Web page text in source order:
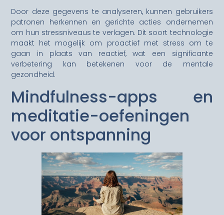
Door deze gegevens te analyseren, kunnen gebruikers
patronen herkennen en gerichte acties ondernemen
om hun stressniveaus te verlagen. Dit soort technologie
maakt het mogelijk om proactief met stress om te
gaan in plaats van reactief, wat een significante
verbetering kan betekenen voor de mentale
gezondheid.
Mindfulness-apps en
meditatie-oefeningen
voor ontspanning